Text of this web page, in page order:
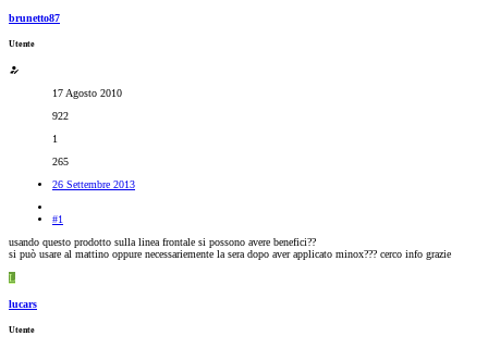
brunetto87
Utente
17 Agosto 2010
922
1
265
26 Settembre 2013
#1
usando questo prodotto sulla linea frontale si possono avere benefici??
si può usare al mattino oppure necessariemente la sera dopo aver applicato minox??? cerco info grazie
L
lucars
Utente